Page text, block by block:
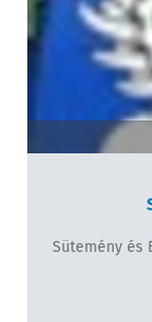
Sütemény és